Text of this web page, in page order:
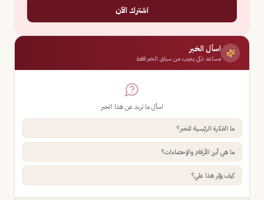
اشترك الآن
اسأل الخبر
مساعد ذكي يجيب من سياق الخبر فقط
اسأل ما تريد عن هذا الخبر
ما الفكرة الرئيسية للخبر؟
ما هي أبرز الأرقام والإحصاءات؟
كيف يؤثر هذا علي؟